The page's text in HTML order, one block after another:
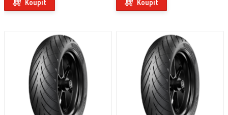
Koupit Koupit